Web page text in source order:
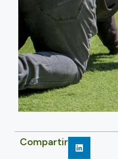
Compartir